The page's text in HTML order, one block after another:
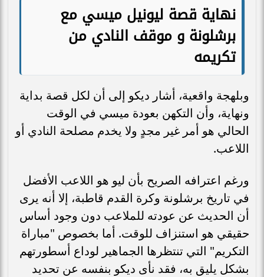
نهاية قصة ليونيل ميسي مع
برشلونة و موقف النادي من
تكريمه
وبلهجة واقعية، أشار ديكو إلى أن لكل قصة بداية
ونهاية، وأن التكهن بعودة ميسي في الوقت
الحالي هو أمر غير مجدٍ ولا يخدم مصلحة النادي أو
اللاعب.
ورغم اعترافه الصريح بأن ليو هو اللاعب الأفضل
في تاريخ برشلونة وكرة القدم قاطبة، إلا أنه يرى
أن الحديث عن عودته للملاعب دون وجود أساس
حقيقي هو استنزاف للوقت. أما بخصوص "مباراة
التكريم" التي تنتظرها الجماهير لوداع أسطورتهم
بشكل يليق به، فقد نأى ديكو بنفسه عن تحديد